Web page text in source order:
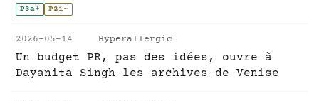
P3a+ P21~
2026-05-14 Hyperallergic
Un budget PR, pas des idées, ouvre à
Dayanita Singh les archives de Venise